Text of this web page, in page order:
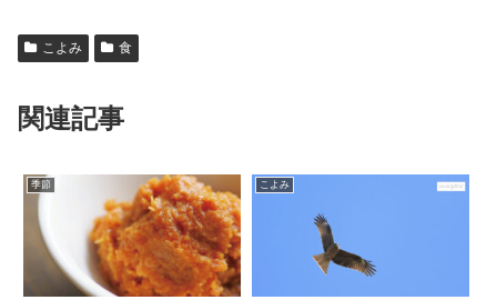
こよみ 食
関連記事
季節 こよみ